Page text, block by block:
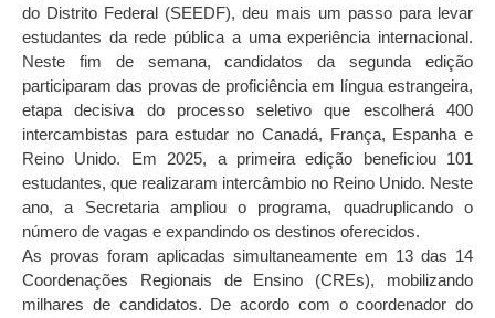
do Distrito Federal (SEEDF), deu mais um passo para levar
estudantes da rede pública a uma experiência internacional.
Neste fim de semana, candidatos da segunda edição
participaram das provas de proficiência em língua estrangeira,
etapa decisiva do processo seletivo que escolherá 400
intercambistas para estudar no Canadá, França, Espanha e
Reino Unido. Em 2025, a primeira edição beneficiou 101
estudantes, que realizaram intercâmbio no Reino Unido. Neste
ano, a Secretaria ampliou o programa, quadruplicando o
número de vagas e expandindo os destinos oferecidos.
As provas foram aplicadas simultaneamente em 13 das 14
Coordenações Regionais de Ensino (CREs), mobilizando
milhares de candidatos. De acordo com o coordenador do